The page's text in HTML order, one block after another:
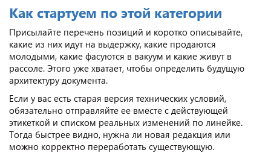
Как стартуем по этой категории
Присылайте перечень позиций и коротко описывайте,
какие из них идут на выдержку, какие продаются
молодыми, какие фасуются в вакуум и какие живут в
рассоле. Этого уже хватает, чтобы определить будущую
архитектуру документа.
Если у вас есть старая версия технических условий,
обязательно отправляйте ее вместе с действующей
этикеткой и списком реальных изменений по линейке.
Тогда быстрее видно, нужна ли новая редакция или
можно корректно переработать существующую.